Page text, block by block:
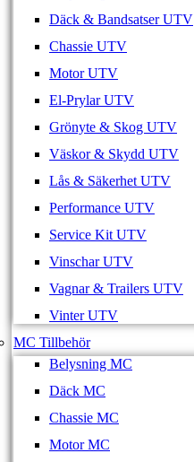
Däck & Bandsatser UTV
Chassie UTV
Motor UTV
El-Prylar UTV
Grönyte & Skog UTV
Väskor & Skydd UTV
Lås & Säkerhet UTV
Performance UTV
Service Kit UTV
Vinschar UTV
Vagnar & Trailers UTV
Vinter UTV
MC Tillbehör
Belysning MC
Däck MC
Chassie MC
Motor MC